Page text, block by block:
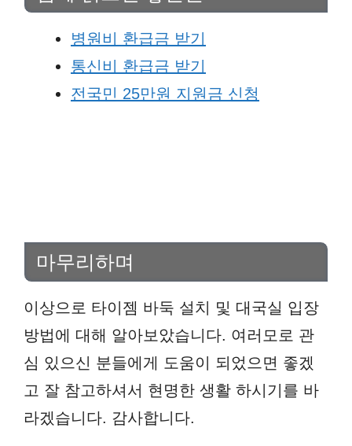
병원비 환급금 받기
통신비 환급금 받기
전국민 25만원 지원금 신청
마무리하며
이상으로 타이젬 바둑 설치 및 대국실 입장
방법에 대해 알아보았습니다. 여러모로 관
심 있으신 분들에게 도움이 되었으면 좋겠
고 잘 참고하셔서 현명한 생활 하시기를 바
라겠습니다. 감사합니다.